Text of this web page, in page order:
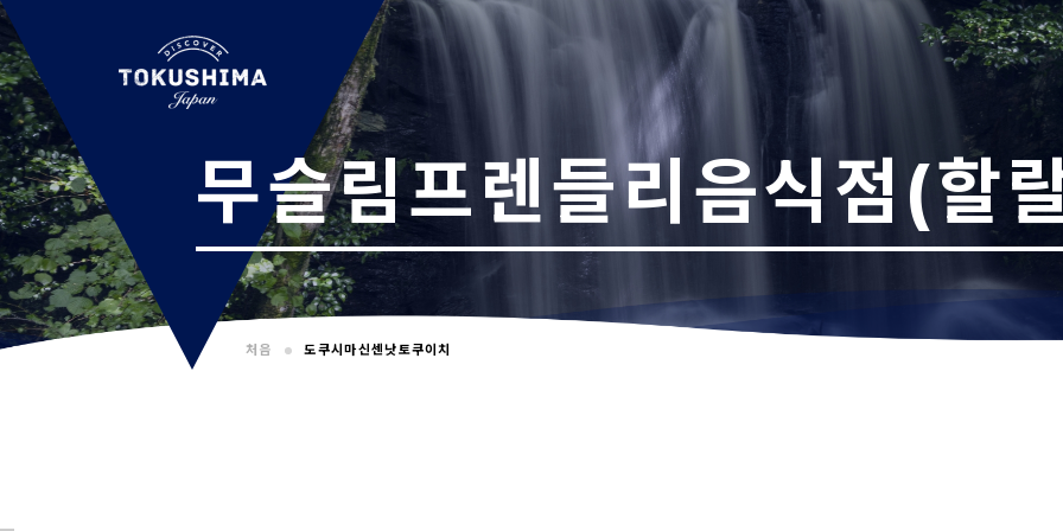
무슬림프렌들리음식점(할
처음 도쿠시마신센낫토쿠이치